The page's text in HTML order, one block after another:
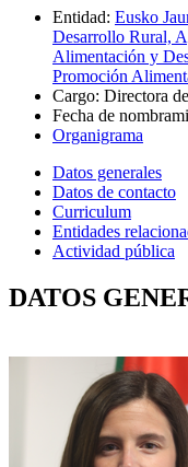
Entidad: Eusko
Desarrollo Rural,
Alimentación y
Promoción
Cargo: Directora
Fecha de
Organigrama
Datos generales
Datos de contacto
Curriculum
Entidades
Actividad pública
DATOS